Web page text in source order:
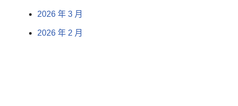
2026 年 3 月
2026 年 2 月